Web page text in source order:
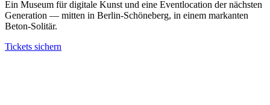
Ein Museum für digitale Kunst und eine Eventlocation der nächsten
Generation — mitten in Berlin-Schöneberg, in einem markanten
Beton-Solitär.
Tickets sichern